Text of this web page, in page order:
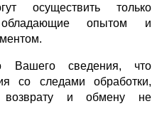
осуществить только
обладающие опытом и
сведения, что
со следами обработки,
и обмену не